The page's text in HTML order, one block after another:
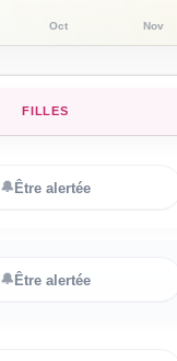
Oct Nov
FILLES
🔔Être alertée
🔔Être alertée